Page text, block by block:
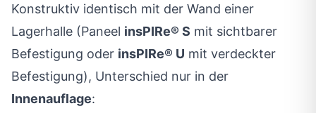
Konstruktiv identisch mit der Wand einer
Lagerhalle (Paneel insPIRe® S mit sichtbarer
Befestigung oder insPIRe® U mit verdeckter
Befestigung), Unterschied nur in der
Innenauflage: